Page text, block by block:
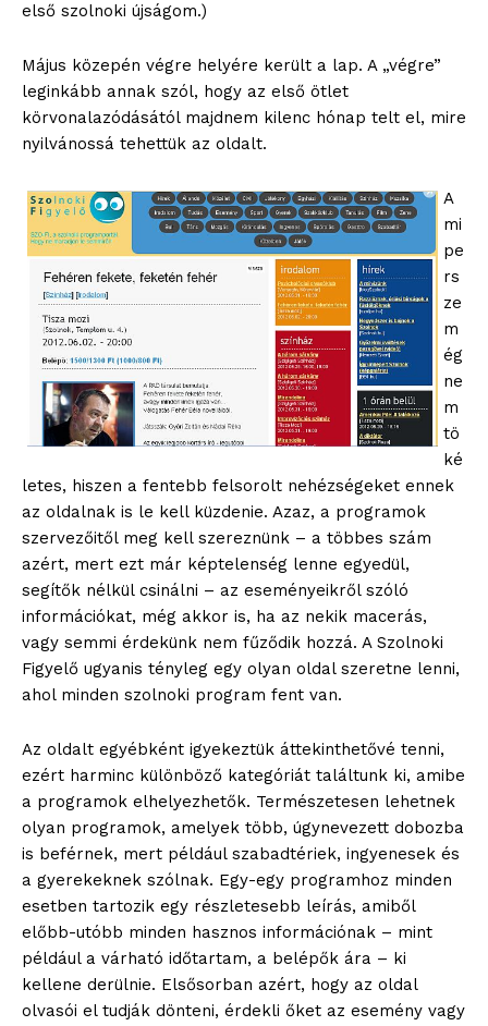
első szolnoki újságom.)
Május közepén végre helyére került a lap. A „végre”
leginkább annak szól, hogy az első ötlet
körvonalazódásától majdnem kilenc hónap telt el, mire
nyilvánossá tehettük az oldalt.
A
mi
pe
rs
ze
m
ég
ne
m
tö
ké
letes, hiszen a fentebb felsorolt nehézségeket ennek
az oldalnak is le kell küzdenie. Azaz, a programok
szervezőitől meg kell szereznünk – a többes szám
azért, mert ezt már képtelenség lenne egyedül,
segítők nélkül csinálni – az eseményeikről szóló
információkat, még akkor is, ha az nekik macerás,
vagy semmi érdekünk nem fűződik hozzá. A Szolnoki
Figyelő ugyanis tényleg egy olyan oldal szeretne lenni,
ahol minden szolnoki program fent van.
Az oldalt egyébként igyekeztük áttekinthetővé tenni,
ezért harminc különböző kategóriát találtunk ki, amibe
a programok elhelyezhetők. Természetesen lehetnek
olyan programok, amelyek több, úgynevezett dobozba
is beférnek, mert például szabadtériek, ingyenesek és
a gyerekeknek szólnak. Egy-egy programhoz minden
esetben tartozik egy részletesebb leírás, amiből
előbb-utóbb minden hasznos információnak – mint
például a várható időtartam, a belépők ára – ki
kellene derülnie. Elsősorban azért, hogy az oldal
olvasói el tudják dönteni, érdekli őket az esemény vagy